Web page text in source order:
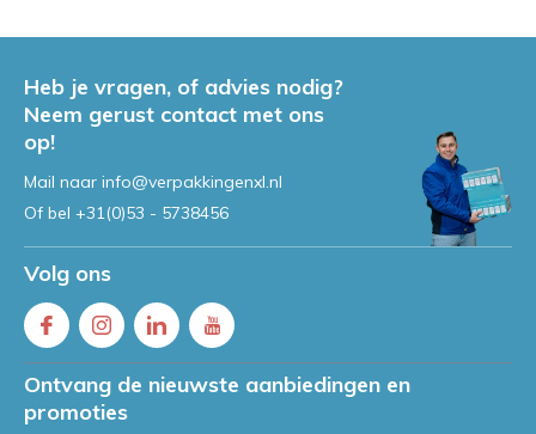
Heb je vragen, of advies nodig?
Neem gerust contact met ons
op!
Mail naar info@verpakkingenxl.nl
Of bel +31(0)53 - 5738456
Volg ons
Ontvang de nieuwste aanbiedingen en
promoties